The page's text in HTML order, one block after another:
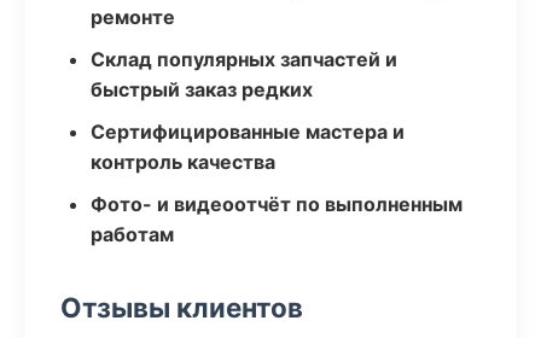
ремонте
Склад популярных запчастей и
быстрый заказ редких
Сертифицированные мастера и
контроль качества
Фото- и видеоотчёт по выполненным
работам
Отзывы клиентов